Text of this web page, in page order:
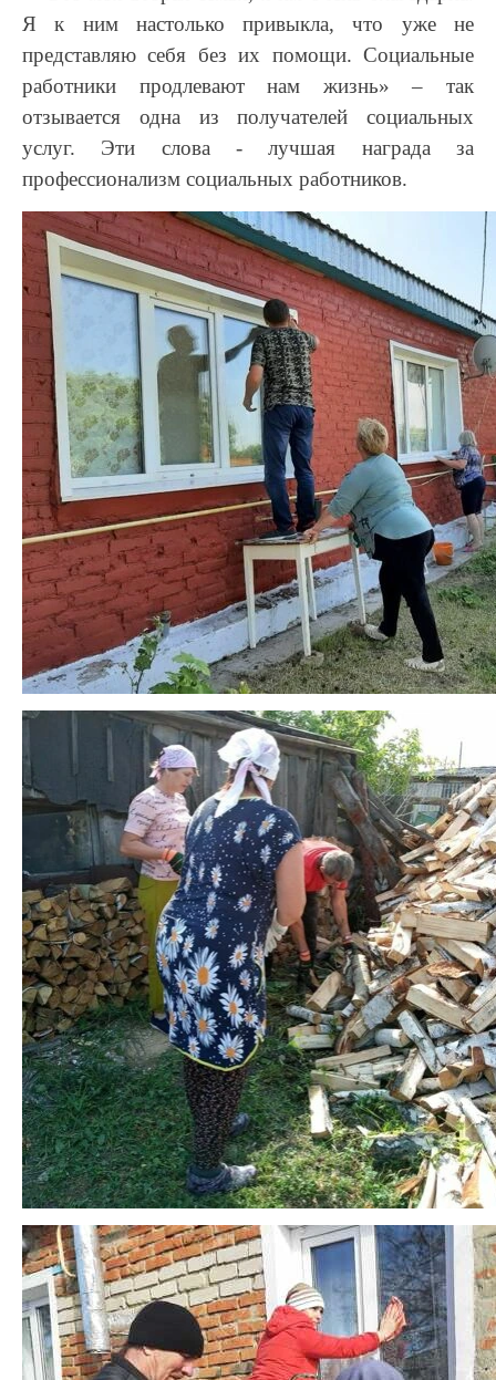
Я к ним настолько привыкла, что уже не
представляю себя без их помощи. Социальные
работники продлевают нам жизнь» – так
отзывается одна из получателей социальных
услуг. Эти слова - лучшая награда за
профессионализм социальных работников.